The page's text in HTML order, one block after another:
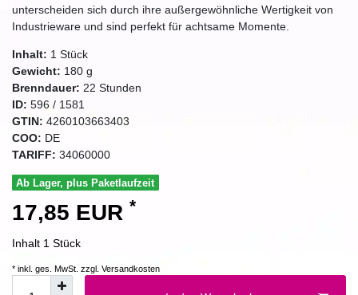
unterscheiden sich durch ihre außergewöhnliche Wertigkeit von
Industrieware und sind perfekt für achtsame Momente.
Inhalt: 1 Stück
Gewicht: 180 g
Brenndauer: 22 Stunden
ID: 596 / 1581
GTIN: 4260103663403
COO: DE
TARIFF: 34060000
Ab Lager, plus Paketlaufzeit
17,85 EUR *
Inhalt 1 Stück
* inkl. ges. MwSt. zzgl. Versandkosten